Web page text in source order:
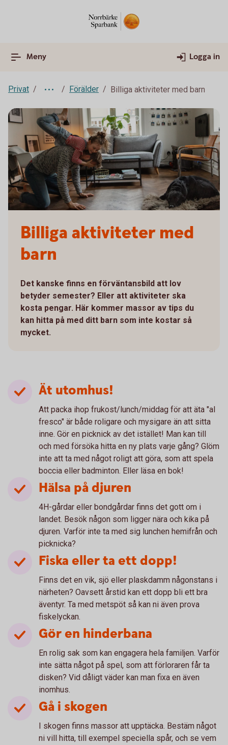
Meny Logga in
Privat Förälder Billiga aktiviteter med barn
Billiga aktiviteter med
barn
Det kanske finns en förväntansbild att lov
betyder semester? Eller att aktiviteter ska
kosta pengar. Här kommer massor av tips du
kan hitta på med ditt barn som inte kostar så
mycket.
Ät utomhus!
Att packa ihop frukost/lunch/middag för att äta "al
fresco" är både roligare och mysigare än att sitta
inne. Gör en picknick av det istället! Man kan till
och med försöka hitta en ny plats varje gång? Glöm
inte att ta med något roligt att göra, som att spela
boccia eller badminton. Eller läsa en bok!
Hälsa på djuren
4H-gårdar eller bondgårdar finns det gott om i
landet. Besök någon som ligger nära och kika på
djuren. Varför inte ta med sig lunchen hemifrån och
picknicka?
Fiska eller ta ett dopp!
Finns det en vik, sjö eller plaskdamm någonstans i
närheten? Oavsett årstid kan ett dopp bli ett bra
äventyr. Ta med metspöt så kan ni även prova
fiskelyckan.
Gör en hinderbana
En rolig sak som kan engagera hela familjen. Varför
inte sätta något på spel, som att förloraren får ta
disken? Vid dåligt väder kan man fixa en även
inomhus.
Gå i skogen
I skogen finns massor att upptäcka. Bestäm något
ni vill hitta, till exempel speciella spår, och se vem